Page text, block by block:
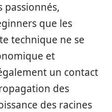
passionnés,
que les
technique ne se
et
un contact
des
des racines